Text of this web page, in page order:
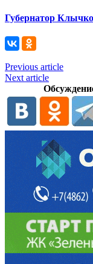
Губернатор
Previous article
Next article